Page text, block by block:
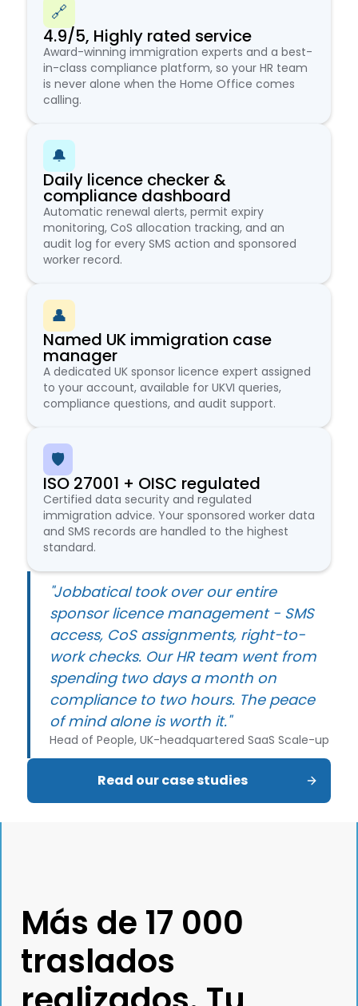
🔗
4.9/5, Highly rated service
Award-winning immigration experts and a best-
in-class compliance platform, so your HR team
is never alone when the Home Office comes
calling.
🔔
Daily licence checker &
compliance dashboard
Automatic renewal alerts, permit expiry
monitoring, CoS allocation tracking, and an
audit log for every SMS action and sponsored
worker record.
👤
Named UK immigration case
manager
A dedicated UK sponsor licence expert assigned
to your account, available for UKVI queries,
compliance questions, and audit support.
🛡️
ISO 27001 + OISC regulated
Certified data security and regulated
immigration advice. Your sponsored worker data
and SMS records are handled to the highest
standard.
"Jobbatical took over our entire
sponsor licence management - SMS
access, CoS assignments, right-to-
work checks. Our HR team went from
spending two days a month on
compliance to two hours. The peace
of mind alone is worth it."
Head of People, UK-headquartered SaaS Scale-up
Read our case studies
Más de 17 000
traslados